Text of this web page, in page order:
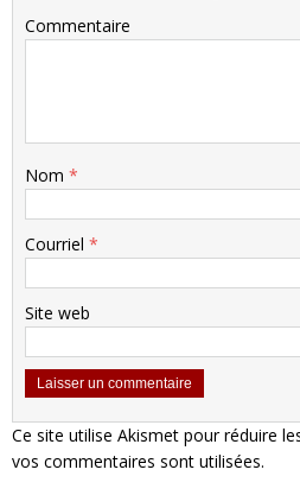
Commentaire
Nom *
Courriel *
Site web
Ce site utilise Akismet pour réduire
vos commentaires sont utilisées.